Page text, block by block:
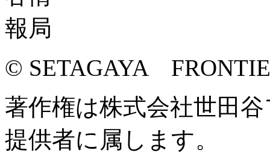
© SETAGAYA
著作権は株式会社世田
提供者に属します。